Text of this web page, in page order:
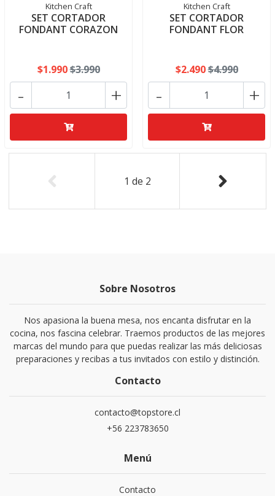
Kitchen Craft
SET CORTADOR
FONDANT CORAZON
$1.990$3.990
+
-
Kitchen Craft
SET CORTADOR
FONDANT FLOR
$2.490$4.990
+
-
1 de 2
Sobre Nosotros
Nos apasiona la buena mesa, nos encanta disfrutar en la
cocina, nos fascina celebrar. Traemos productos de las mejores
marcas del mundo para que puedas realizar las más deliciosas
preparaciones y recibas a tus invitados con estilo y distinción.
Contacto
contacto@topstore.cl
+56 223783650
Menú
Contacto